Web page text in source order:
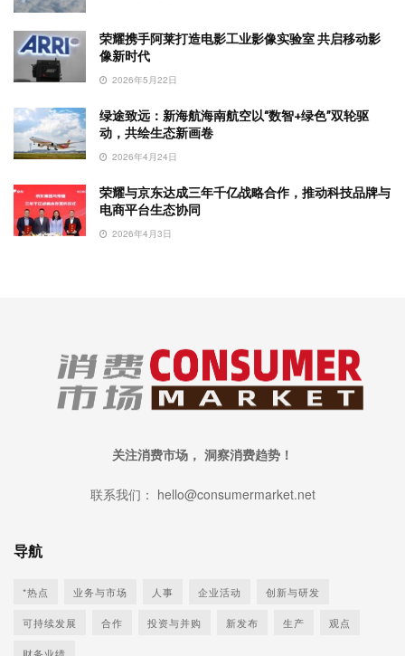
荣耀携手阿莱打造电影工业影像实验室 共启移动影
像新时代
2026年5月22日
绿途致远：新海航海南航空以“数智+绿色”双轮驱
动，共绘生态新画卷
2026年4月24日
荣耀与京东达成三年千亿战略合作，推动科技品牌与
电商平台生态协同
2026年4月3日
关注消费市场， 洞察消费趋势！
联系我们： hello@consumermarket.net
导航
*热点 业务与市场 人事 企业活动 创新与研发
可持续发展 合作 投资与并购 新发布 生产 观点